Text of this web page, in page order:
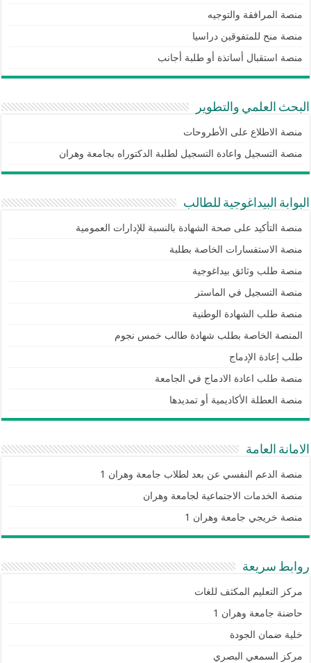
منصة المرافقة والتوجيه
منصة منح للمتفوقين دراسيا
منصة استقبال أساتذة أو طلبة أجانب
البحث العلمي والتطوير
منصة الاطلاع على الأطروحات
منصة التسجيل واعادة التسجيل لطلبة الدكتوراه بجامعة وهران
البوابة البيداغوجية للطالب
منصة التأكيد على صحة الشهادة بالنسبة للإدارات العمومية
منصة الاستفسارات الخاصة بطلبة
منصة طلب وثائق بيداغوجية
منصة التسجيل في الماستر
منصة طلب الشهادة الوطنية
المنصة الخاصة بطلب شهادة طالب خمس نجوم
طلب إعادة الإدماج
منصة طلب اعادة الادماج في الجامعة
منصة العطلة الأكاديمية أو تمديدها
الامانة العامة
منصة الدعم النفسي عن بعد لطلاب جامعة وهران 1
منصة الخدمات الاجتماعية لجامعة وهران
منصة خريجي جامعة وهران 1
روابط سريعة
مركز التعليم المكثف للغات
حاضنة جامعة وهران 1
خلية ضمان الجودة
مركز السمعي البصري